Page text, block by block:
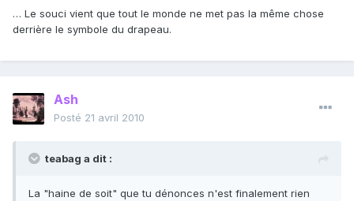
… Le souci vient que tout le monde ne met pas la même chose
derrière le symbole du drapeau.
Ash
Posté 21 avril 2010
teabag a dit :
La "haine de soit" que tu dénonces n'est finalement rien